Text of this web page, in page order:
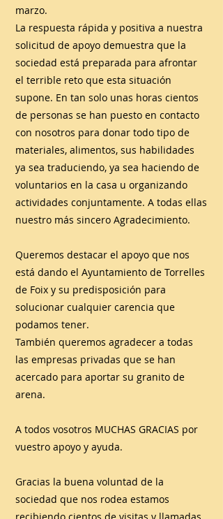
marzo.
La respuesta rápida y positiva a nuestra
solicitud de apoyo demuestra que la
sociedad está preparada para afrontar
el terrible reto que esta situación
supone. En tan solo unas horas cientos
de personas se han puesto en contacto
con nosotros para donar todo tipo de
materiales, alimentos, sus habilidades
ya sea traduciendo, ya sea haciendo de
voluntarios en la casa u organizando
actividades conjuntamente. A todas ellas
nuestro más sincero Agradecimiento.
Queremos destacar el apoyo que nos
está dando el Ayuntamiento de Torrelles
de Foix y su predisposición para
solucionar cualquier carencia que
podamos tener.
También queremos agradecer a todas
las empresas privadas que se han
acercado para aportar su granito de
arena.
A todos vosotros MUCHAS GRACIAS por
vuestro apoyo y ayuda.
Gracias la buena voluntad de la
sociedad que nos rodea estamos